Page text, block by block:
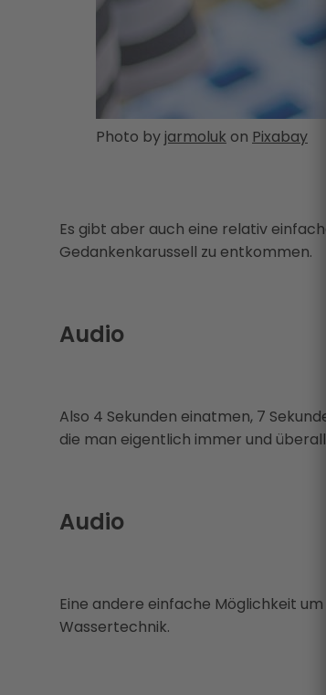
Photo byjarmoluk on Pixabay
Es gibt aber auch eine relativ
Gedankenkarussell zu entkommen.
Audio
Also 4 Sekunden einatmen, 7
die man eigentlich immer und
Audio
Eine andere einfache Möglichkeit
Wassertechnik.